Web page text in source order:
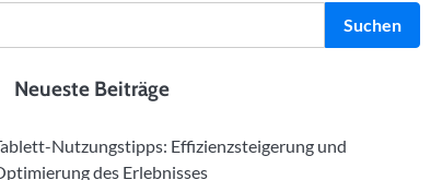
Suchen
Neueste Beiträge
Nutzungstipps: Effizienzsteigerung und
des Erlebnisses